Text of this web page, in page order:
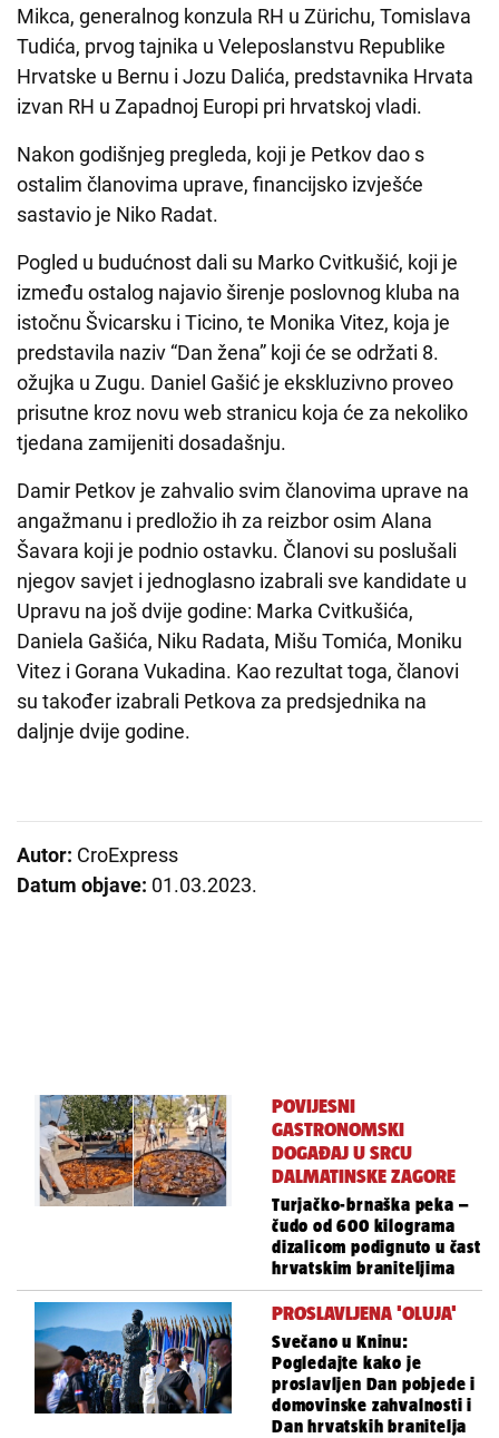
Mikca, generalnog konzula RH u Zürichu, Tomislava
Tudića, prvog tajnika u Veleposlanstvu Republike
Hrvatske u Bernu i Jozu Dalića, predstavnika Hrvata
izvan RH u Zapadnoj Europi pri hrvatskoj vladi.
Nakon godišnjeg pregleda, koji je Petkov dao s
ostalim članovima uprave, financijsko izvješće
sastavio je Niko Radat.
Pogled u budućnost dali su Marko Cvitkušić, koji je
između ostalog najavio širenje poslovnog kluba na
istočnu Švicarsku i Ticino, te Monika Vitez, koja je
predstavila naziv “Dan žena” koji će se održati 8.
ožujka u Zugu. Daniel Gašić je ekskluzivno proveo
prisutne kroz novu web stranicu koja će za nekoliko
tjedana zamijeniti dosadašnju.
Damir Petkov je zahvalio svim članovima uprave na
angažmanu i predložio ih za reizbor osim Alana
Šavara koji je podnio ostavku. Članovi su poslušali
njegov savjet i jednoglasno izabrali sve kandidate u
Upravu na još dvije godine: Marka Cvitkušića,
Daniela Gašića, Niku Radata, Mišu Tomića, Moniku
Vitez i Gorana Vukadina. Kao rezultat toga, članovi
su također izabrali Petkova za predsjednika na
daljnje dvije godine.
Autor: CroExpress
Datum objave: 01.03.2023.
POVIJESNI
GASTRONOMSKI
DOGAĐAJ U SRCU
DALMATINSKE ZAGORE
Turjačko-brnaška peka –
čudo od 600 kilograma
dizalicom podignuto u čast
hrvatskim braniteljima
PROSLAVLJENA 'OLUJA'
Svečano u Kninu:
Pogledajte kako je
proslavljen Dan pobjede i
domovinske zahvalnosti i
Dan hrvatskih branitelja